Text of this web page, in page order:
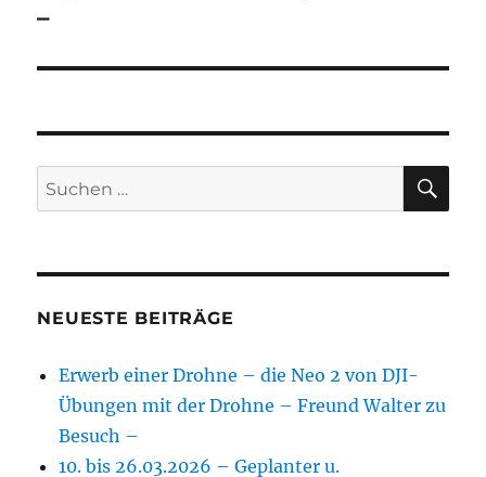
–
Suchen
nach:
NEUESTE BEITRÄGE
Erwerb einer Drohne – die Neo 2 von DJI-
Übungen mit der Drohne – Freund Walter zu
Besuch –
10. bis 26.03.2026 – Geplanter u.